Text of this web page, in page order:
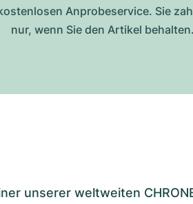
Anprobeservice. Sie
nur, wenn Sie den Artikel behalten.
unserer weltweiten